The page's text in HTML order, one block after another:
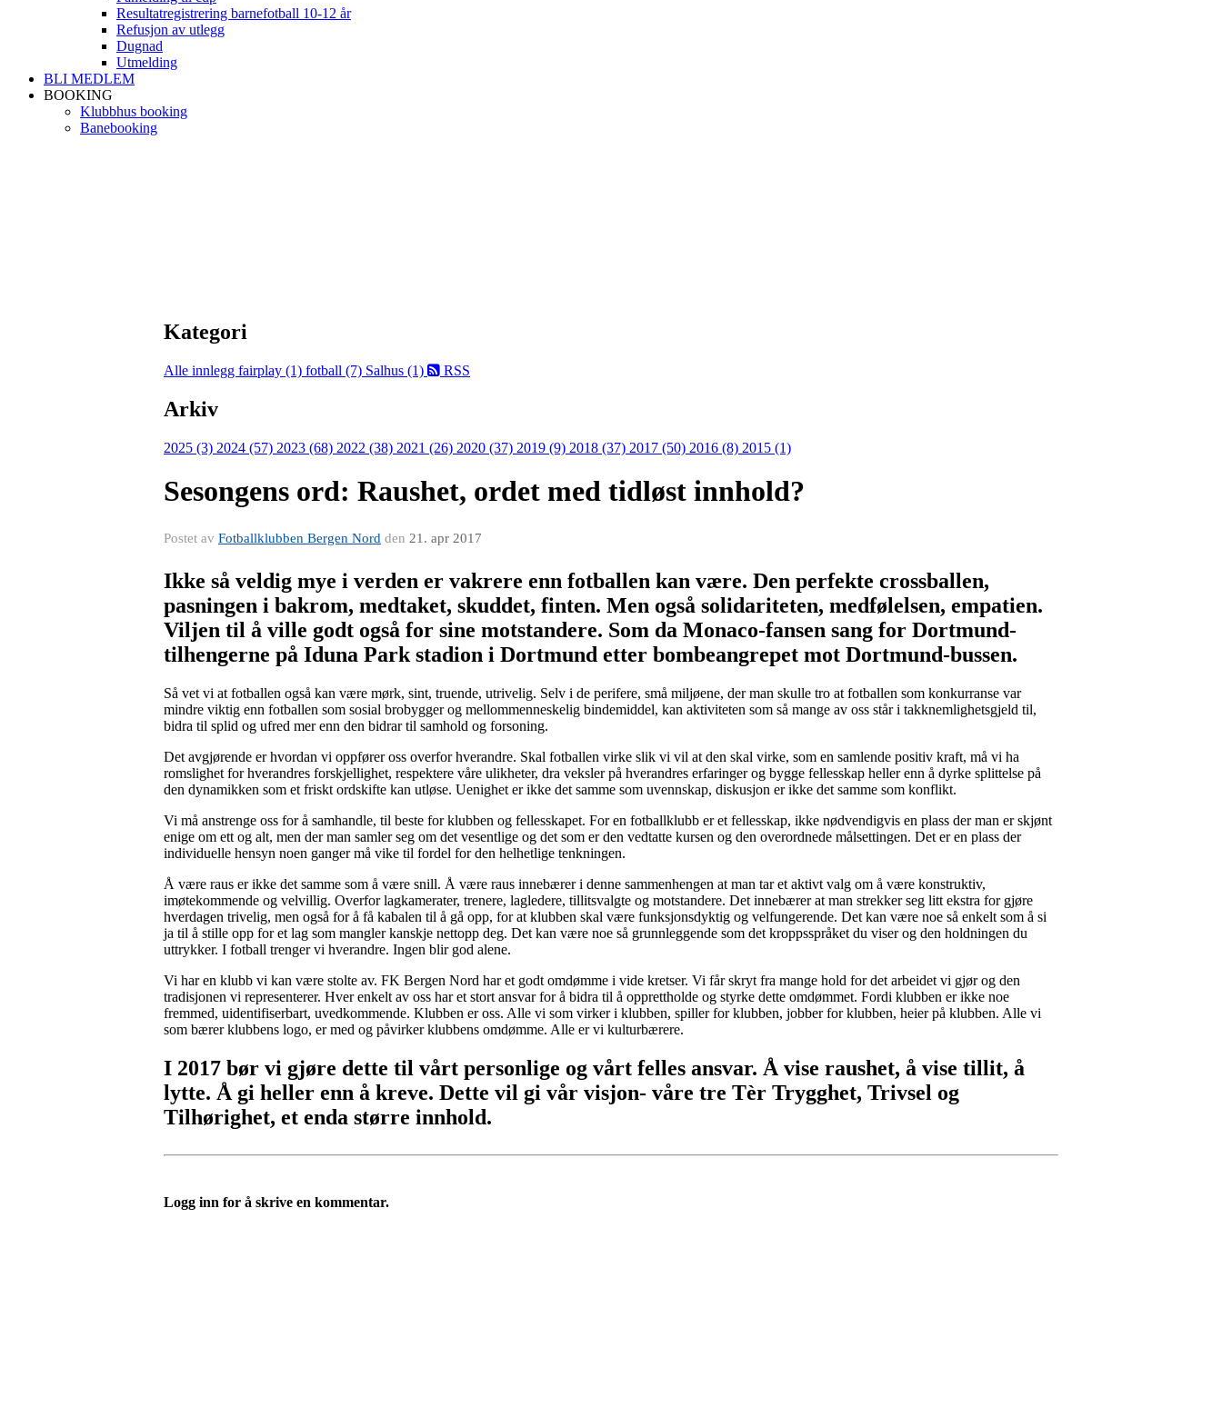
Resultatregistrering barnefotball 10-12 år
Refusjon av utlegg
Dugnad
Utmelding
BLI MEDLEM
BOOKING
Klubbhus booking
Banebooking
Kategori
Alle innlegg fairplay (1) fotball (7) Salhus (1) RSS
Arkiv
2025 (3) 2024 (57) 2023 (68) 2022 (38) 2021 (26) 2020 (37) 2019 (9) 2018 (37) 2017 (50) 2016 (8) 2015 (1)
Sesongens ord: Raushet, ordet med tidløst innhold?
Postet av Fotballklubben Bergen Nord den 21. apr 2017
Ikke så veldig mye i verden er vakrere enn fotballen kan være. Den perfekte crossballen,
pasningen i bakrom, medtaket, skuddet, finten. Men også solidariteten, medfølelsen, empatien.
Viljen til å ville godt også for sine motstandere. Som da Monaco-fansen sang for Dortmund-
tilhengerne på Iduna Park stadion i Dortmund etter bombeangrepet mot Dortmund-bussen.
Så vet vi at fotballen også kan være mørk, sint, truende, utrivelig. Selv i de perifere, små miljøene, der man skulle tro at fotballen som konkurranse var
mindre viktig enn fotballen som sosial brobygger og mellommenneskelig bindemiddel, kan aktiviteten som så mange av oss står i takknemlighetsgjeld til,
bidra til splid og ufred mer enn den bidrar til samhold og forsoning.
Det avgjørende er hvordan vi oppfører oss overfor hverandre. Skal fotballen virke slik vi vil at den skal virke, som en samlende positiv kraft, må vi ha
romslighet for hverandres forskjellighet, respektere våre ulikheter, dra veksler på hverandres erfaringer og bygge fellesskap heller enn å dyrke splittelse på
den dynamikken som et friskt ordskifte kan utløse. Uenighet er ikke det samme som uvennskap, diskusjon er ikke det samme som konflikt.
Vi må anstrenge oss for å samhandle, til beste for klubben og fellesskapet. For en fotballklubb er et fellesskap, ikke nødvendigvis en plass der man er skjønt
enige om ett og alt, men der man samler seg om det vesentlige og det som er den vedtatte kursen og den overordnede målsettingen. Det er en plass der
individuelle hensyn noen ganger må vike til fordel for den helhetlige tenkningen.
Å være raus er ikke det samme som å være snill. Å være raus innebærer i denne sammenhengen at man tar et aktivt valg om å være konstruktiv,
imøtekommende og velvillig. Overfor lagkamerater, trenere, lagledere, tillitsvalgte og motstandere. Det innebærer at man strekker seg litt ekstra for gjøre
hverdagen trivelig, men også for å få kabalen til å gå opp, for at klubben skal være funksjonsdyktig og velfungerende. Det kan være noe så enkelt som å si
ja til å stille opp for et lag som mangler kanskje nettopp deg. Det kan være noe så grunnleggende som det kroppsspråket du viser og den holdningen du
uttrykker. I fotball trenger vi hverandre. Ingen blir god alene.
Vi har en klubb vi kan være stolte av. FK Bergen Nord har et godt omdømme i vide kretser. Vi får skryt fra mange hold for det arbeidet vi gjør og den
tradisjonen vi representerer. Hver enkelt av oss har et stort ansvar for å bidra til å opprettholde og styrke dette omdømmet. Fordi klubben er ikke noe
fremmed, uidentifiserbart, uvedkommende. Klubben er oss. Alle vi som virker i klubben, spiller for klubben, jobber for klubben, heier på klubben. Alle vi
som bærer klubbens logo, er med og påvirker klubbens omdømme. Alle er vi kulturbærere.
I 2017 bør vi gjøre dette til vårt personlige og vårt felles ansvar. Å vise raushet, å vise tillit, å
lytte. Å gi heller enn å kreve. Dette vil gi vår visjon- våre tre Tèr Trygghet, Trivsel og
Tilhørighet, et enda større innhold.
Logg inn for å skrive en kommentar.